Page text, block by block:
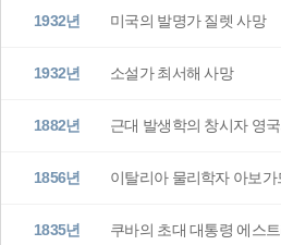
1932년 미국의 발명가 질렛 사망
1932년 소설가 최서해 사망
1882년 근대 발생학의 창시자 영
1856년 이탈리아 물리학자 아보가
1835년 쿠바의 초대 대통령 에스